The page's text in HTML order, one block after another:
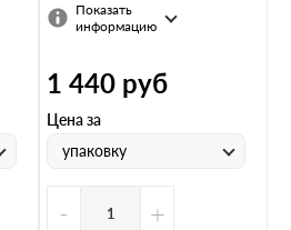
Показать
информацию
1 440 руб
Цена за
упаковку
- +